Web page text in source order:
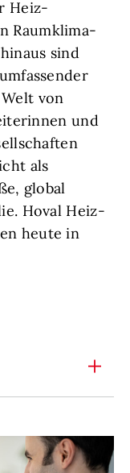
Heiz-
Raumklima-
sind
von
und
als
global
Hoval Heiz-
heute in